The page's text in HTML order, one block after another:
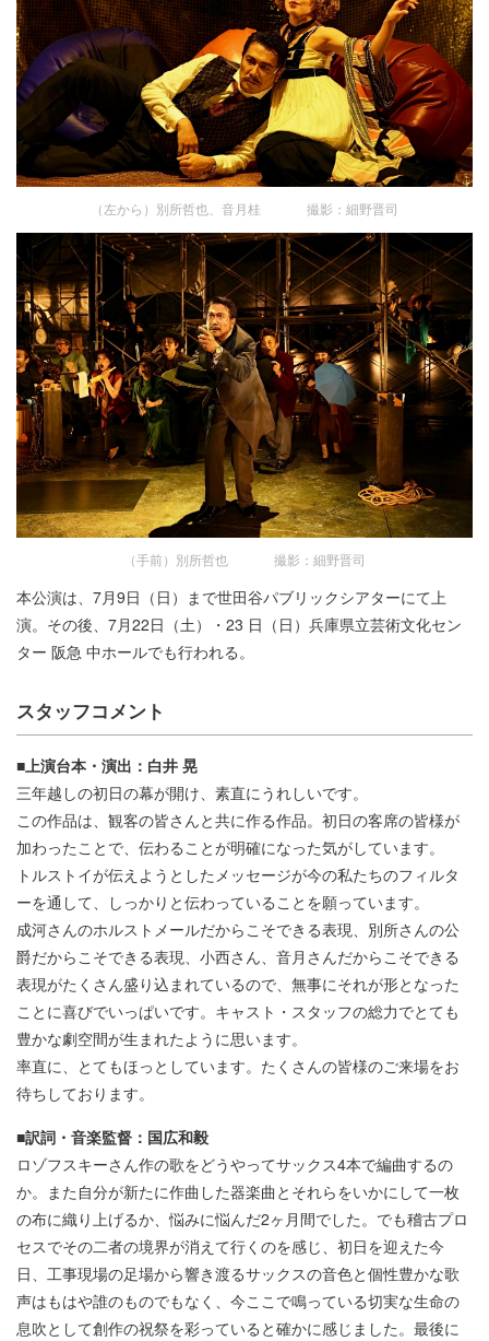
（左から）別所哲也、音月桂 撮影：細野晋司
（手前）別所哲也 撮影：細野晋司
本公演は、7月9日（日）まで世田谷パブリックシアターにて上
演。その後、7月22日（土）・23 日（日）兵庫県立芸術文化セン
ター 阪急 中ホールでも行われる。
スタッフコメント
■上演台本・演出：白井 晃
三年越しの初日の幕が開け、素直にうれしいです。
この作品は、観客の皆さんと共に作る作品。初日の客席の皆様が
加わったことで、伝わることが明確になった気がしています。
トルストイが伝えようとしたメッセージが今の私たちのフィルタ
ーを通して、しっかりと伝わっていることを願っています。
成河さんのホルストメールだからこそできる表現、別所さんの公
爵だからこそできる表現、小西さん、音月さんだからこそできる
表現がたくさん盛り込まれているので、無事にそれが形となった
ことに喜びでいっぱいです。キャスト・スタッフの総力でとても
豊かな劇空間が生まれたように思います。
率直に、とてもほっとしています。たくさんの皆様のご来場をお
待ちしております。
■訳詞・音楽監督：国広和毅
ロゾフスキーさん作の歌をどうやってサックス4本で編曲するの
か。また自分が新たに作曲した器楽曲とそれらをいかにして一枚
の布に織り上げるか、悩みに悩んだ2ヶ月間でした。でも稽古プロ
セスでその二者の境界が消えて行くのを感じ、初日を迎えた今
日、工事現場の足場から響き渡るサックスの音色と個性豊かな歌
声はもはや誰のものでもなく、今ここで鳴っている切実な生命の
息吹として創作の祝祭を彩っていると確かに感じました。最後に